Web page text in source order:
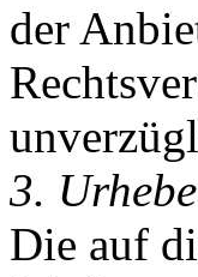
der
3.
Die auf